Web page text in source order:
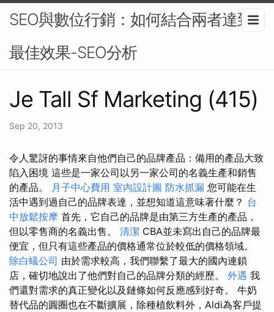
SEO與數位行銷：如何結合兩者達到
最佳效果-SEO分析
Je Tall Sf Marketing (415)
Sep 20, 2013
令人驚訝的事情來自他們自己的品牌產品：備用的產品大致
陷入困境 這些是一家公司以另一家公司的名義生產和銷售
的產品。 月子中心費用 室內設計圖 防水抓漏 您可能在生
活中遇到過自己的品牌表達，並想知道這意味著什麼？ 台
中放鬆按摩 首先，它自己的品牌是由第三方生產的產品，
但以零售商的名義出售。 清潔 CBA並未寫出自己的品牌最
便宜，但只有這些產品的價格通常位於較低的價格領域。
除白蟻公司 由於需求較高，我們聯繫了最大的國內連鎖
店，確切地說出了他們對自己的品牌分類的經歷。 外遇 我
們還對需求的真正變化以及鏈條如何反應感到好奇。 牛奶
替代品的圓圈也在不斷擴展，除種植飲料外，Aldi為客戶提